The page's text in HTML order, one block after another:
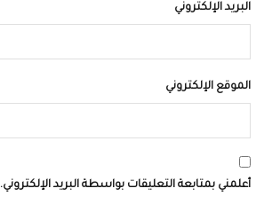
البريد الإلكتروني
الموقع الإلكتروني
أعلمني بمتابعة التعليقات بواسطة البريد الإلكتروني.